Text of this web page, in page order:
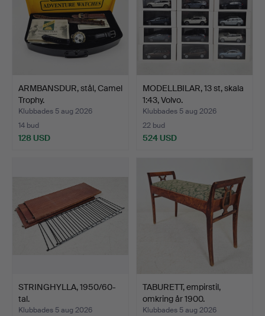
ARMBANSDUR, stål, Camel
Trophy.
Klubbades 5 aug 2026
14 bud
128 USD
MODELLBILAR, 13 st, skala
1:43, Volvo.
Klubbades 5 aug 2026
22 bud
524 USD
STRINGHYLLA, 1950/60-
tal.
Klubbades 5 aug 2026
TABURETT, empirstil,
omkring år 1900.
Klubbades 5 aug 2026